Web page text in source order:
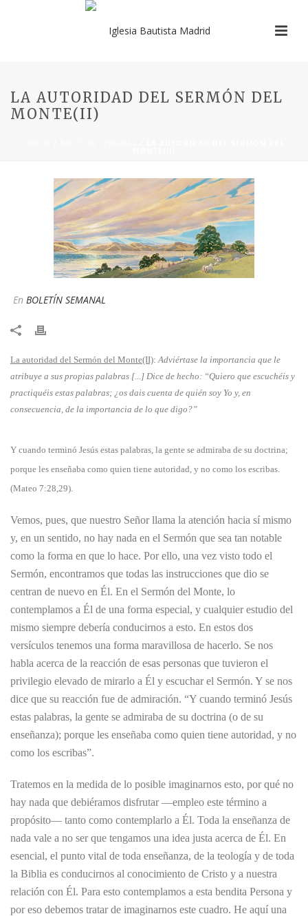
LA AUTORIDAD DEL SERMÓN DEL
MONTE(II)
En BOLETÍN SEMANAL
​La autoridad del Sermón del Monte(II): Adviértase la importancia que le
atribuye a sus propias palabras [...] Dice de hecho: “Quiero que escuchéis y
practiquéis estas palabras; ¿os dais cuenta de quién soy Yo y, en
consecuencia, de la importancia de lo que digo?”
Y cuando terminó Jesús estas palabras, la gente se admiraba de su doctrina;
porque les enseñaba como quien tiene autoridad, y no como los escribas.
(Mateo 7:28,29).
Vemos, pues, que nuestro Señor llama la atención hacia sí mismo
y, en un sentido, no hay nada en el Sermón que sea tan notable
como la forma en que lo hace. Por ello, una vez visto todo el
Sermón, encontramos que todas las instrucciones que dio se
centran de nuevo en Él. En el Sermón del Monte, lo
contemplamos a Él de una forma especial, y cualquier estudio del
mismo siempre debería conducirnos a esto. En estos dos
versículos tenemos una forma maravillosa de hacerlo. Se nos
habla acerca de la reacción de esas personas que tuvieron el
privilegio elevado de mirarlo a Él y escuchar el Sermón. Y se nos
dice que su reacción fue de admiración. “Y cuando terminó Jesús
estas palabras, la gente se admiraba de su doctrina (o de su
enseñanza); porque les enseñaba como quien tiene autoridad, y no
como los escribas”.
Tratemos en la medida de lo posible imaginarnos esto, por qué no
hay nada que debiéramos disfrutar —empleo este término a
propósito— tanto como contemplarlo a Él. Toda la enseñanza de
nada vale a no ser que tengamos una idea justa acerca de Él. En
esencial, el punto vital de toda enseñanza, de la teología y de toda
la Biblia es conducirnos al conocimiento de Cristo y a nuestra
relación con Él. Para esto contemplamos a esta bendita Persona y
por eso debemos tratar de imaginarnos este cuadro. He aquí una